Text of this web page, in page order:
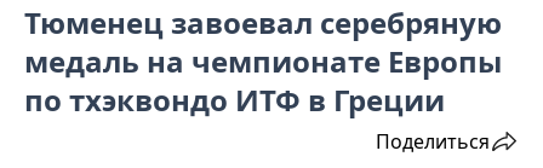
Тюменец завоевал серебряную
медаль на чемпионате Европы
по тхэквондо ИТФ в Греции
Поделиться